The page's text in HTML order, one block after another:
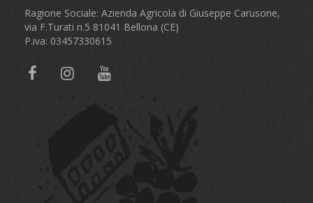
Ragione Sociale: Azienda Agricola di Giuseppe Carusone,
via F.Turati n.5 81041 Bellona (CE)
P.iva: 03457330615